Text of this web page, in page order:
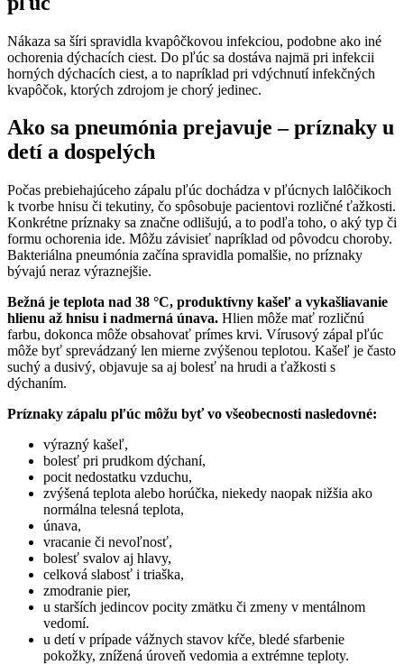
Nákaza sa šíri spravidla kvapôčkovou infekciou, podobne ako iné
ochorenia dýchacích ciest. Do pľúc sa dostáva najmä pri infekcii
horných dýchacích ciest, a to napríklad pri vdýchnutí infekčných
kvapôčok, ktorých zdrojom je chorý jedinec.
Ako sa pneumónia prejavuje – príznaky u
detí a dospelých
Počas prebiehajúceho zápalu pľúc dochádza v pľúcnych lalôčikoch
k tvorbe hnisu či tekutiny, čo spôsobuje pacientovi rozličné ťažkosti.
Konkrétne príznaky sa značne odlišujú, a to podľa toho, o aký typ či
formu ochorenia ide. Môžu závisieť napríklad od pôvodcu choroby.
Bakteriálna pneumónia začína spravidla pomalšie, no príznaky
bývajú neraz výraznejšie.
Bežná je teplota nad 38 °C, produktívny kašeľ a vykašliavanie
hlienu až hnisu i nadmerná únava. Hlien môže mať rozličnú
farbu, dokonca môže obsahovať prímes krvi. Vírusový zápal pľúc
môže byť sprevádzaný len mierne zvýšenou teplotou. Kašeľ je často
suchý a dusivý, objavuje sa aj bolesť na hrudi a ťažkosti s
dýchaním.
Príznaky zápalu pľúc môžu byť vo všeobecnosti nasledovné:
výrazný kašeľ,
bolesť pri prudkom dýchaní,
pocit nedostatku vzduchu,
zvýšená teplota alebo horúčka, niekedy naopak nižšia ako
normálna telesná teplota,
únava,
vracanie či nevoľnosť,
bolesť svalov aj hlavy,
celková slabosť i triaška,
zmodranie pier,
u starších jedincov pocity zmätku či zmeny v mentálnom
vedomí.
u detí v prípade vážnych stavov kŕče, bledé sfarbenie
pokožky, znížená úroveň vedomia a extrémne teploty.